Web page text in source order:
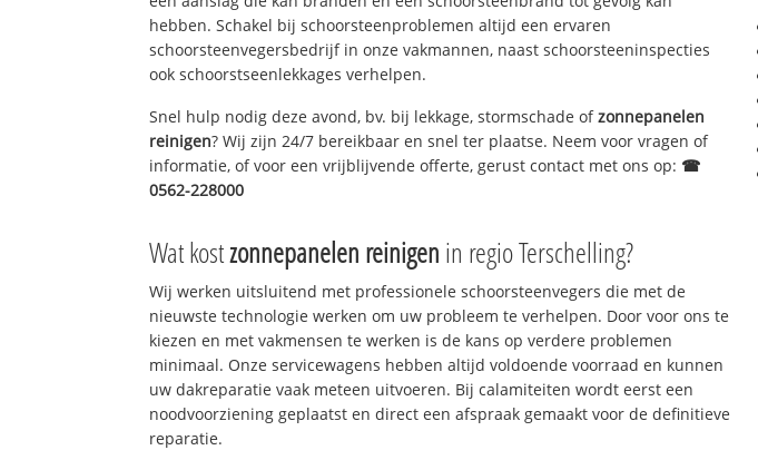
hebben. Schakel bij schoorsteenproblemen altijd een ervaren
schoorsteenvegersbedrijf in onze vakmannen, naast schoorsteeninspecties
ook schoorstseenlekkages verhelpen.
Snel hulp nodig deze avond, bv. bij lekkage, stormschade ofzonnepanelen
reinigen? Wij zijn 24/7 bereikbaar en snel ter plaatse. Neem voor vragen of
informatie, of voor een vrijblijvende offerte, gerust contact met ons op: ☎
0562-228000
Wat kostzonnepanelen reinigen in regio Terschelling?
Wij werken uitsluitend met professionele schoorsteenvegers die met de
nieuwste technologie werken om uw probleem te verhelpen. Door voor ons te
kiezen en met vakmensen te werken is de kans op verdere problemen
minimaal. Onze servicewagens hebben altijd voldoende voorraad en kunnen
uw dakreparatie vaak meteen uitvoeren. Bij calamiteiten wordt eerst een
noodvoorziening geplaatst en direct een afspraak gemaakt voor de definitieve
reparatie.